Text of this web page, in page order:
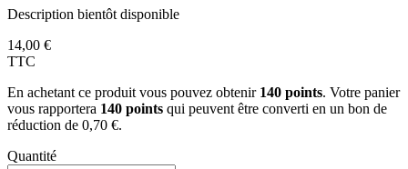
Description bientôt disponible
14,00 €
TTC
En achetant ce produit vous pouvez obtenir 140 points. Votre panier
vous rapportera 140 points qui peuvent être converti en un bon de
réduction de 0,70 €.
Quantité